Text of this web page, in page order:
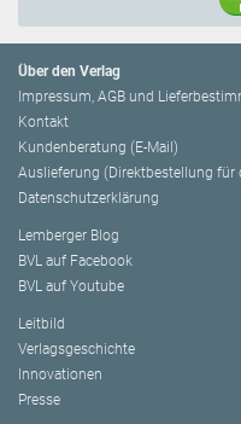
Über den Verlag
Impressum, AGB und
Kontakt
Kundenberatung (E-Mail)
Auslieferung (Direktbestellung für
Datenschutzerklärung
Lemberger Blog
BVL auf Facebook
BVL auf Youtube
Leitbild
Verlagsgeschichte
Innovationen
Presse